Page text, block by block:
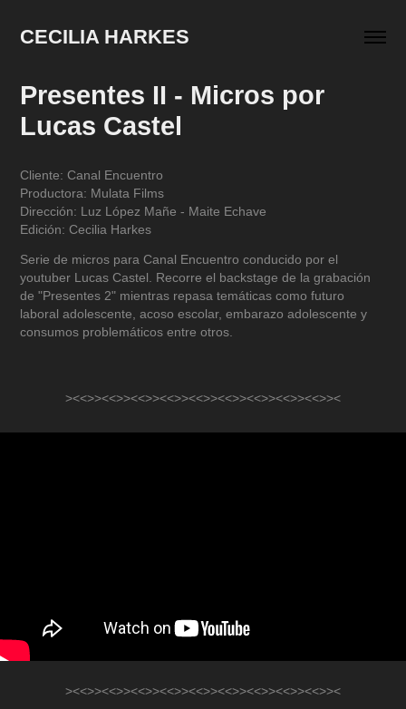
CECILIA HARKES
Presentes II - Micros por
Lucas Castel
Cliente: Canal Encuentro
Productora: Mulata Films
Dirección: Luz López Mañe - Maite Echave
Edición: Cecilia Harkes
Serie de micros para Canal Encuentro conducido por el
youtuber Lucas Castel. Recorre el backstage de la grabación
de "Presentes 2" mientras repasa temáticas como futuro
laboral adolescente, acoso escolar, embarazo adolescente y
consumos problemáticos entre otros.
><<>><<>><<>><<>><<>><<>><<>><<>><<>><
><<>><<>><<>><<>><<>><<>><<>><<>><<>><